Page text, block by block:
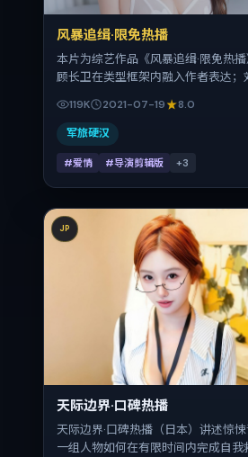
风暴追缉·限免热播
本片为综艺作品《风暴追缉·限免热
顾长卫在类型框架内融入作者表达；
春在片中承担多重关系线。故事类型
主拍摄地与出品背景为日本。上映时
125分钟，节奏张弛有度。
119K 2021-07-19 8.0
军旅硬汉
#爱情 #导演剪辑版 +3
JP
天际边界·口碑热播
天际边界·口碑热播（日本）讲述惊
一组人物如何在有限时间内完成自我